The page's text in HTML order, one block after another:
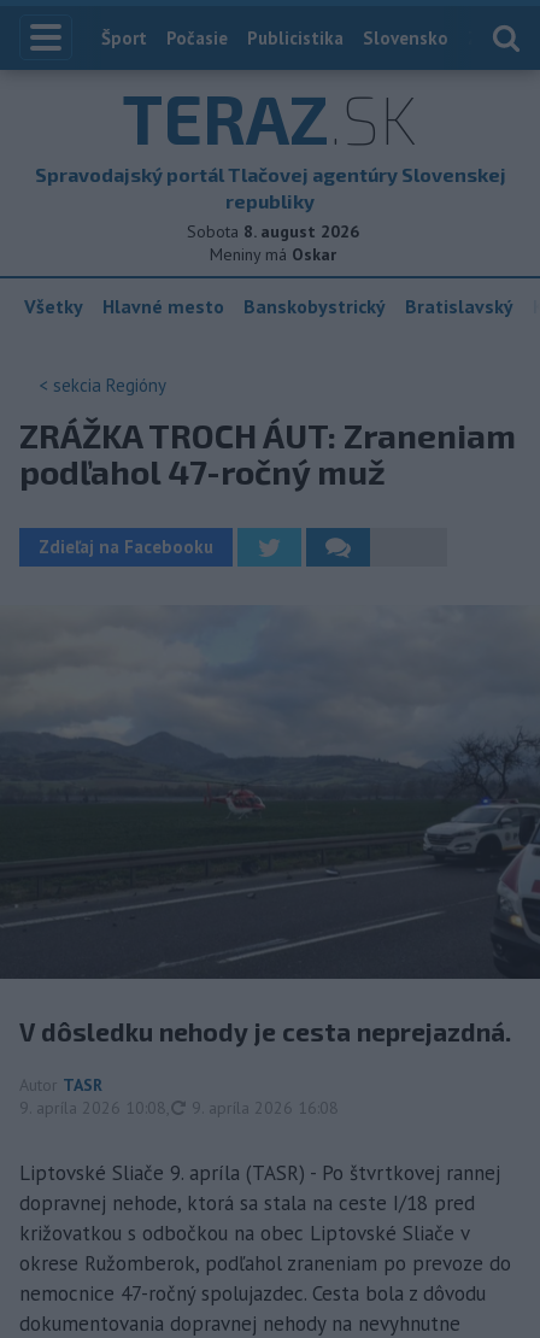
Index
Šport Počasie Publicistika Slovensko
TERAZ.SK
Spravodajský portál Tlačovej agentúry Slovenskej
republiky
Sobota 8. august 2026
Meniny má Oskar
Všetky Hlavné mesto Banskobystrický Bratislavský
< sekcia Regióny
ZRÁŽKA TROCH ÁUT: Zraneniam
podľahol 47-ročný muž
Zdieľaj na Facebooku
V dôsledku nehody je cesta neprejazdná.
Autor TASR
9. apríla 2026 10:08
aktualizované
9. apríla 2026 16:08
Liptovské Sliače 9. apríla (TASR) - Po štvrtkovej rannej
dopravnej nehode, ktorá sa stala na ceste I/18 pred
križovatkou s odbočkou na obec Liptovské Sliače v
okrese Ružomberok, podľahol zraneniam po prevoze do
nemocnice 47-ročný spolujazdec. Cesta bola z dôvodu
dokumentovania dopravnej nehody na nevyhnutne